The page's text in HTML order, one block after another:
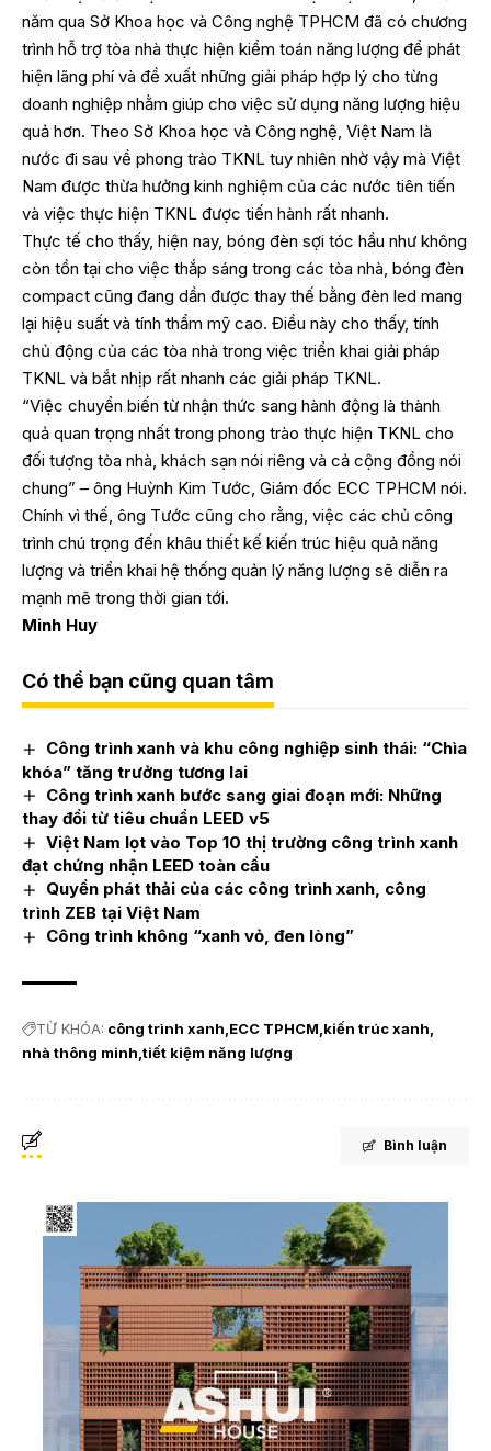
năm qua Sở Khoa học và Công nghệ TPHCM đã có chương
trình hỗ trợ tòa nhà thực hiện kiểm toán năng lượng để phát
hiện lãng phí và đề xuất những giải pháp hợp lý cho từng
doanh nghiệp nhằm giúp cho việc sử dụng năng lượng hiệu
quả hơn. Theo Sở Khoa học và Công nghệ, Việt Nam là
nước đi sau về phong trào TKNL tuy nhiên nhờ vậy mà Việt
Nam được thừa hưởng kinh nghiệm của các nước tiên tiến
và việc thực hiện TKNL được tiến hành rất nhanh.
Thực tế cho thấy, hiện nay, bóng đèn sợi tóc hầu như không
còn tồn tại cho việc thắp sáng trong các tòa nhà, bóng đèn
compact cũng đang dần được thay thế bằng đèn led mang
lại hiệu suất và tính thẩm mỹ cao. Điều này cho thấy, tính
chủ động của các tòa nhà trong việc triển khai giải pháp
TKNL và bắt nhịp rất nhanh các giải pháp TKNL.
“Việc chuyển biến từ nhận thức sang hành động là thành
quả quan trọng nhất trong phong trào thực hiện TKNL cho
đối tượng tòa nhà, khách sạn nói riêng và cả cộng đồng nói
chung” – ông Huỳnh Kim Tước, Giám đốc ECC TPHCM nói.
Chính vì thế, ông Tước cũng cho rằng, việc các chủ công
trình chú trọng đến khâu thiết kế kiến trúc hiệu quả năng
lượng và triển khai hệ thống quản lý năng lượng sẽ diễn ra
mạnh mẽ trong thời gian tới.
Minh Huy
Có thể bạn cũng quan tâm
Công trình xanh và khu công nghiệp sinh thái: “Chìa
khóa” tăng trưởng tương lai
Công trình xanh bước sang giai đoạn mới: Những
thay đổi từ tiêu chuẩn LEED v5
Việt Nam lọt vào Top 10 thị trường công trình xanh
đạt chứng nhận LEED toàn cầu
Quyền phát thải của các công trình xanh, công
trình ZEB tại Việt Nam
Công trình không “xanh vỏ, đen lòng”
TỪ KHÓA: công trình xanh ECC TPHCM kiến trúc xanh
nhà thông minh tiết kiệm năng lượng
Bình luận